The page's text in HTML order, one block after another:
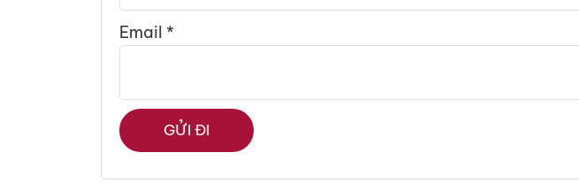
Email *